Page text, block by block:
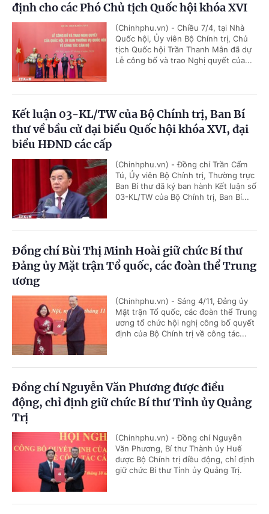
định cho các Phó Chủ tịch Quốc hội khóa XVI
(Chinhphu.vn) - Chiều 7/4, tại Nhà
Quốc hội, Ủy viên Bộ Chính trị, Chủ
tịch Quốc hội Trần Thanh Mẫn đã dự
Lễ công bố và trao Nghị quyết của...
Kết luận 03-KL/TW của Bộ Chính trị, Ban Bí
thư về bầu cử đại biểu Quốc hội khóa XVI, đại
biểu HĐND các cấp
(Chinhphu.vn) - Đồng chí Trần Cẩm
Tú, Ủy viên Bộ Chính trị, Thường trực
Ban Bí thư đã ký ban hành Kết luận số
03-KL/TW của Bộ Chính trị, Ban Bí...
Đồng chí Bùi Thị Minh Hoài giữ chức Bí thư
Đảng ủy Mặt trận Tổ quốc, các đoàn thể Trung
ương
(Chinhphu.vn) - Sáng 4/11, Đảng ủy
Mặt trận Tổ quốc, các đoàn thể Trung
ương tổ chức hội nghị công bố quyết
định của Bộ Chính trị về công tác...
Đồng chí Nguyễn Văn Phương được điều
động, chỉ định giữ chức Bí thư Tỉnh ủy Quảng
Trị
(Chinhphu.vn) - Đồng chí Nguyễn
Văn Phương, Bí thư Thành ủy Huế
được Bộ Chính trị điều động, chỉ định
giữ chức Bí thư Tỉnh ủy Quảng Trị.